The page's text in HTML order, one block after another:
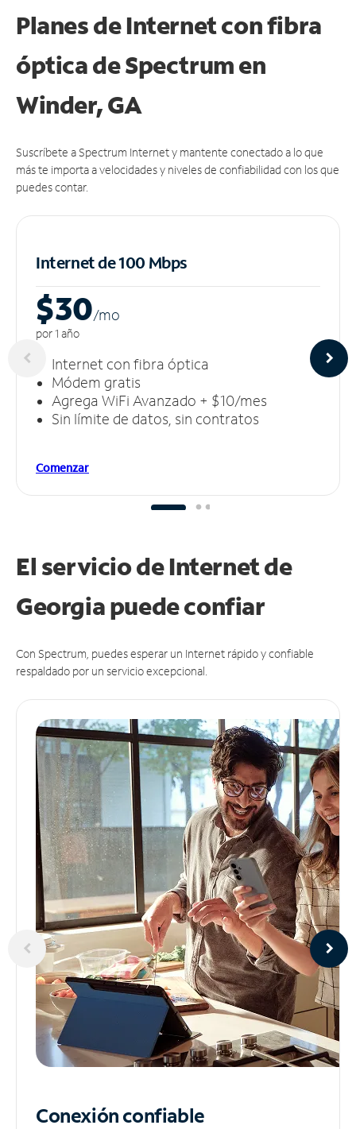
Planes de Internet con fibra
óptica de Spectrum en
Winder, GA
Suscríbete a Spectrum Internet y mantente conectado a lo que
más te importa a velocidades y niveles de confiabilidad con los que
puedes contar.
Internet de 100 Mbps
$30/mo
por 1 año
Internet con fibra óptica
Módem gratis
Agrega WiFi Avanzado + $10/mes
Sin límite de datos, sin contratos
Comenzar
El servicio de Internet de
Georgia puedeconfiar
Con Spectrum, puedes esperar un Internet rápido y confiable
respaldado por un servicio excepcional.
Conexión confiable